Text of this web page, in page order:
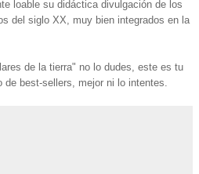
loable su didáctica divulgación de los
del siglo XX, muy bien integrados en la
de la tierra" no lo dudes, este es tu
de best-sellers, mejor ni lo intentes.